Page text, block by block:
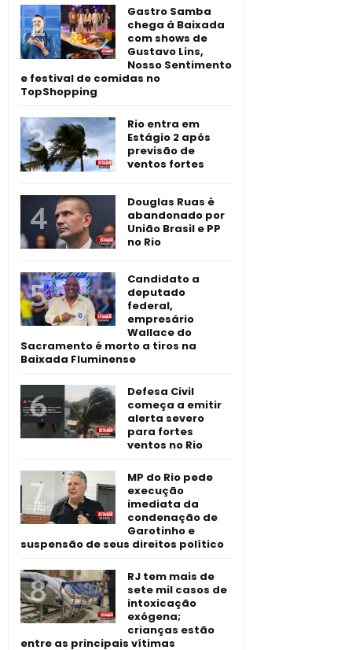
Gastro Samba
chega à Baixada
com shows de
Gustavo Lins,
Nosso Sentimento
e festival de comidas no
TopShopping
Rio entra em
Estágio 2 após
previsão de
ventos fortes
Douglas Ruas é
abandonado por
União Brasil e PP
no Rio
Candidato a
deputado
federal,
empresário
Wallace do
Sacramento é morto a tiros na
Baixada Fluminense
Defesa Civil
começa a emitir
alerta severo
para fortes
ventos no Rio
MP do Rio pede
execução
imediata da
condenação de
Garotinho e
suspensão de seus direitos político
RJ tem mais de
sete mil casos de
intoxicação
exógena;
crianças estão
entre as principais vítimas